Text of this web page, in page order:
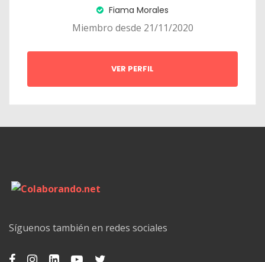
Fiama Morales
Miembro desde 21/11/2020
VER PERFIL
Síguenos también en redes sociales